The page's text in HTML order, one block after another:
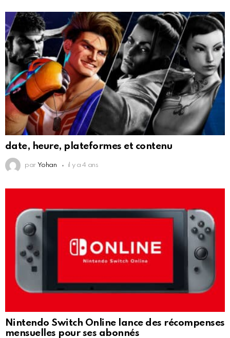
date, heure, plateformes et contenu
par Yohan il y a 4 ans
Nintendo Switch Online lance des récompenses
mensuelles pour ses abonnés